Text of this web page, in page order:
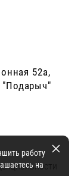
52а,
"Подарыч"
данныхи
работу
на